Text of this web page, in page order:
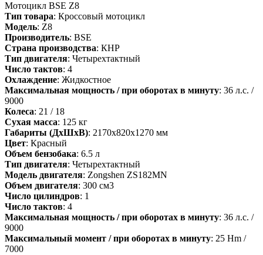
Мотоцикл BSE Z8
Тип товара: Кроссовый мотоцикл
Модель: Z8
Производитель: BSE
Страна производства: КНР
Тип двигателя: Четырехтактный
Число тактов: 4
Охлаждение: Жидкостное
Максимальная мощность / при оборотах в минуту: 36 л.с. /
9000
Колеса: 21 / 18
Сухая масса: 125 кг
Габариты (ДхШхВ): 2170х820х1270 мм
Цвет: Красный
Объем бензобака: 6.5 л
Тип двигателя: Четырехтактный
Модель двигателя: Zongshen ZS182MN
Объем двигателя: 300 см3
Число цилиндров: 1
Число тактов: 4
Максимальная мощность / при оборотах в минуту: 36 л.с. /
9000
Максимальный момент / при оборотах в минуту: 25 Hm /
7000